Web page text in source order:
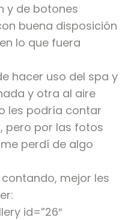
y de botones
buena disposición
lo que fuera
hacer uso del spa y
y otra al aire
les podría contar
pero por las fotos
perdí de algo
mejor les
id=”26″